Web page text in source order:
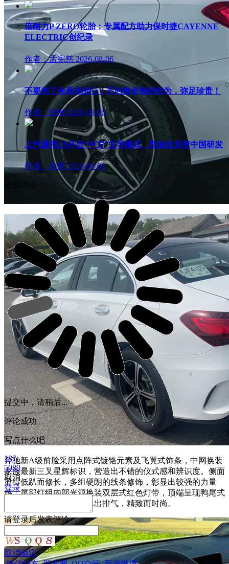
奔驰新A级前脸采用点阵式镀铬元素及飞翼式饰条，中网换装
家族最新三叉星辉标识，营造出不错的仪式感和辨识度。侧面
显得低趴而修长，多组硬朗的线条修饰，彰显出较强的力量
感；尾部灯组内部光源换装双层式红色灯带，顶端呈现鸭尾式
造型，配合下包围双边单出排气，精致而时尚。
倍耐力P ZERO轮胎：专属配方助力保时捷CAYENNE
ELECTRIC创纪录
作者：孟宪慈 2026-08-06
不要伤了余承东的心！不内卷价格的华为，弥足珍贵！
作者：徐翀 2026-08-06
上汽通用2.0开启“中方”主导模式，凯迪拉克变中国研发
作者：徐辉 2026-08-06
全部评论
提交中，请稍后...
评论成功
写点什么吧
187
5089
取消
登录
请登录后发表评论
取消确定